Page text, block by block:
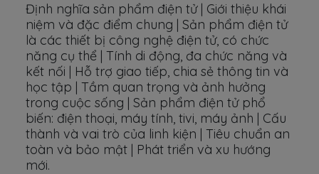
Định nghĩa sản phẩm điện tử | Giới thiệu khái
niệm và đặc điểm chung | Sản phẩm điện tử
là các thiết bị công nghệ điện tử, có chức
năng cụ thể | Tính di động, đa chức năng và
kết nối | Hỗ trợ giao tiếp, chia sẻ thông tin và
học tập | Tầm quan trọng và ảnh hưởng
trong cuộc sống | Sản phẩm điện tử phổ
biến: điện thoại, máy tính, tivi, máy ảnh | Cấu
thành và vai trò của linh kiện | Tiêu chuẩn an
toàn và bảo mật | Phát triển và xu hướng
mới.